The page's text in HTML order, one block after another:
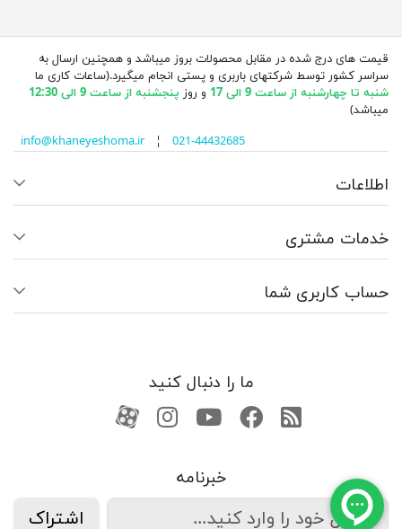
قیمت های درج شده در مقابل محصولات بروز میباشد و همچنین ارسال به
سراسر کشور توسط شرکتهای باربری و پستی انجام میگیرد.(ساعات کاری ما
شنبه تا چهارشنبه از ساعت 9 الی 17
و روز پنجشنبه از ساعت 9 الی 12:30
میباشد)
info@khaneyeshoma.ir¦ 021-44432685
اطلاعات
خدمات مشتری
حساب کاربری شما
ما را دنبال کنید
RSSفیسبوکیوتیوبکانال آپارات
کانال آپارات
خبرنامه
اشتراک